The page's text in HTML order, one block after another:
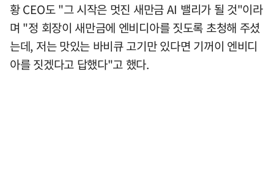
황 CEO도 "그 시작은 멋진 새만금 AI 밸리가 될 것"이라
며 "정 회장이 새만금에 엔비디아를 짓도록 초청해 주셨
는데, 저는 맛있는 바비큐 고기만 있다면 기꺼이 엔비디
아를 짓겠다고 답했다"고 했다.